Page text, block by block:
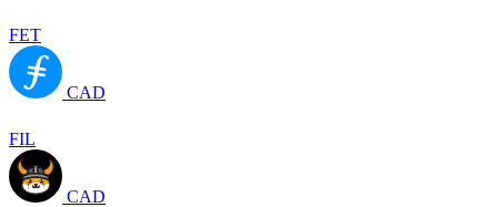
FET
CAD
FIL
CAD